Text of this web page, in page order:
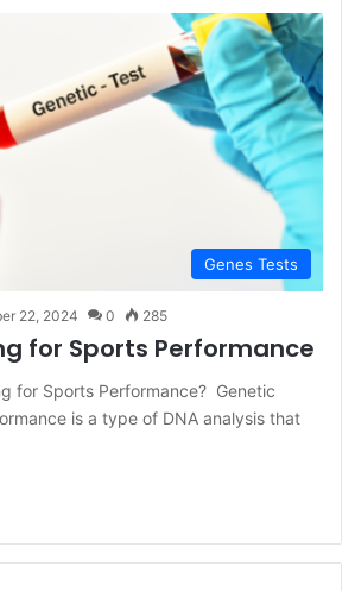
Genes Tests
22, 2024 0 285
for Sports Performance
for Sports Performance? Genetic
is a type of DNA analysis that